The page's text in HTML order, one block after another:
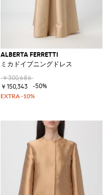
ALBERTA FERRETTI
ミカドイブニングドレス
￥300,686
￥150,343
-50%